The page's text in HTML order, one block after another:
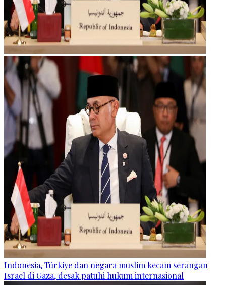
Indonesia, Türkiye dan negara muslim kecam serangan
Israel di Gaza, desak patuhi hukum internasional